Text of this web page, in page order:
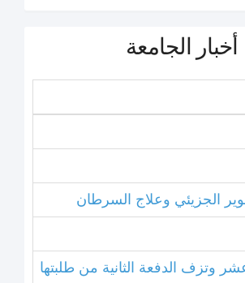
أخبار الجامعة
الجزيئي وعلاج السرطان
وتزف الدفعة الثانية من طلبتها